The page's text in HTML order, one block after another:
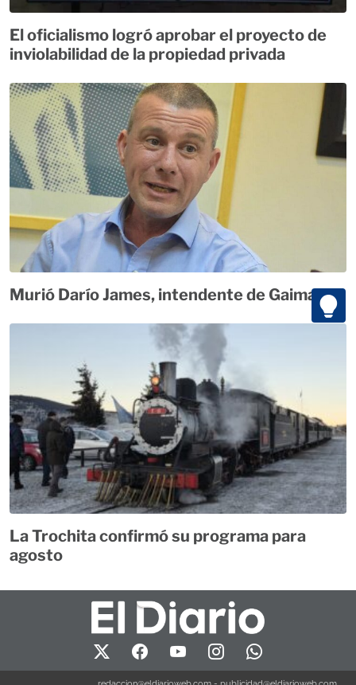
El oficialismo logró aprobar el proyecto de
inviolabilidad de la propiedad privada
Murió Darío James, intendente de Gaiman
La Trochita confirmó su programa para
agosto